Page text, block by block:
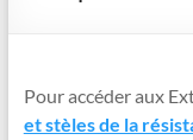
Pour accéder aux
et stèles de la